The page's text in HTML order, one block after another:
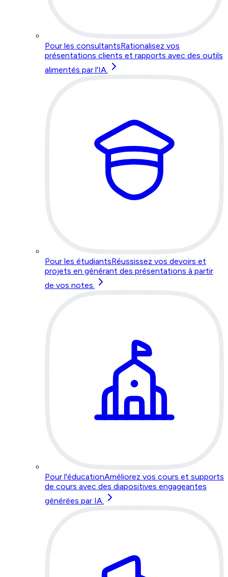
Pour les consultantsRationalisez vos
présentations clients et rapports avec des outils
alimentés par l'IA.
Pour les étudiantsRéussissez vos devoirs et
projets en générant des présentations à partir
de vos notes.
Pour l'éducationAméliorez vos cours et supports
de cours avec des diapositives engageantes
générées par IA.